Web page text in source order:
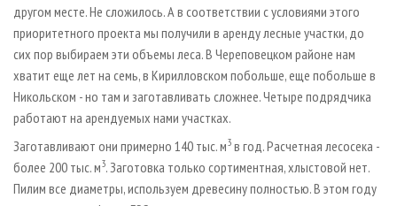
другом месте. Не сложилось. А в соответствии с условиями этого
приоритетного проекта мы получили в аренду лесные участки, до
сих пор выбираем эти объемы леса. В Череповецком районе нам
хватит еще лет на семь, в Кирилловском побольше, еще побольше в
Никольском - но там и заготавливать сложнее. Четыре подрядчика
работают на арендуемых нами участках.
Заготавливают они примерно 140 тыс. м3 в год. Расчетная лесосека -
более 200 тыс. м3. Заготовка только сортиментная, хлыстовой нет.
Пилим все диаметры, используем древесину полностью. В этом году